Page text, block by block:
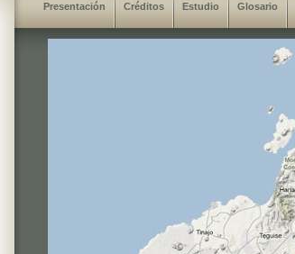
Presentación Créditos Estudio Glosario